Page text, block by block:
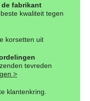
de fabrikant
kwaliteit tegen
korsetten uit
tevreden
>
klantenkring.